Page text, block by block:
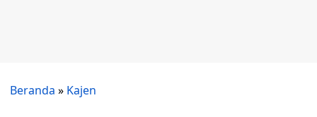
Beranda » Kajen